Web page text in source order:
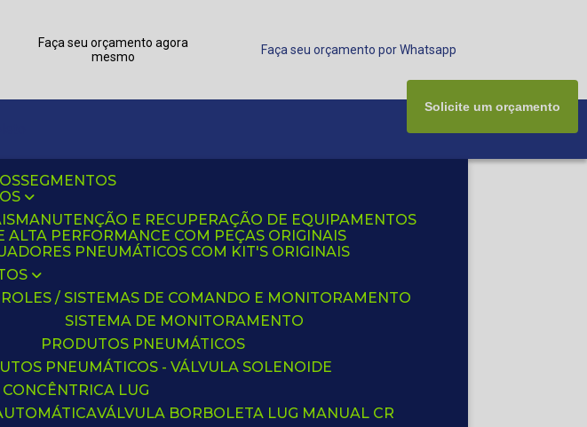
Faça seu orçamento agora
mesmo
Faça seu orçamento por Whatsapp
SEGMENTOS
MANUTENÇÃO E RECUPERAÇÃO DE EQUIPAMENTOS
ALTA PERFORMANCE COM PEÇAS ORIGINAIS
PNEUMÁTICOS COM KIT'S ORIGINAIS
/ SISTEMAS DE COMANDO E MONITORAMENTO
SISTEMA DE MONITORAMENTO
PRODUTOS PNEUMÁTICOS
PNEUMÁTICOS - VÁLVULA SOLENOIDE
LUG
VÁLVULA BORBOLETA LUG MANUAL CR
Solicite um orçamento